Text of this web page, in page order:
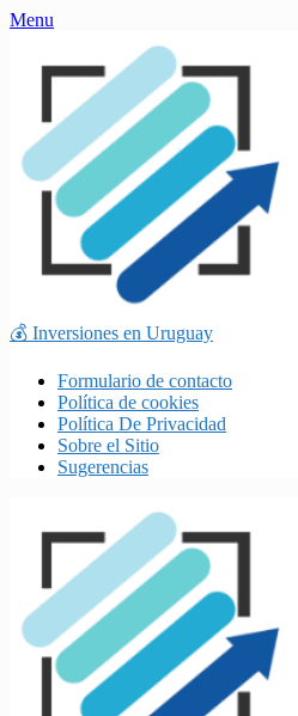
Skip
content
Menu
💰 Inversiones en Uruguay
Formulario de contacto
Política de cookies
Política De Privacidad
Sobre el Sitio
Sugerencias